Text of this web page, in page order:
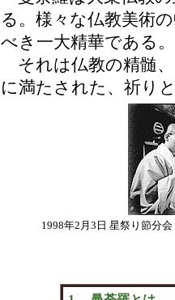
る。様々な仏教美術
べき一大精華である。
それは仏教の精髄
に満たされた、祈り
1998年2月3日 星祭り節分